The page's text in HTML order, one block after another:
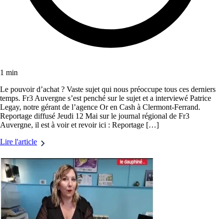
1 min
Le pouvoir d’achat ? Vaste sujet qui nous préoccupe tous ces derniers
temps. Fr3 Auvergne s’est penché sur le sujet et a interviewé Patrice
Legay, notre gérant de l’agence Or en Cash à Clermont-Ferrand.
Reportage diffusé Jeudi 12 Mai sur le journal régional de Fr3
Auvergne, il est à voir et revoir ici : Reportage […]
Lire l'article